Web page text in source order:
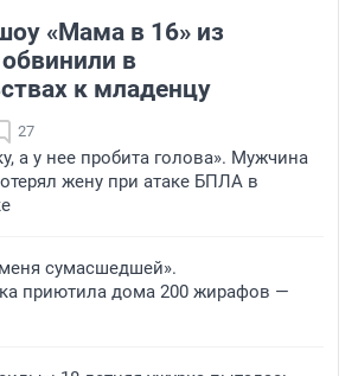
«Мама в 16» из
в
к младенцу
27
а у нее пробита голова». Мужчина
жену при атаке БПЛА в
меня сумасшедшей».
приютила дома 200 жирафов —